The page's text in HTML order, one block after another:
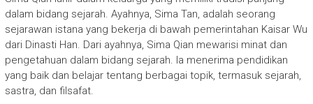
dalam bidang sejarah. Ayahnya, Sima Tan, adalah seorang
sejarawan istana yang bekerja di bawah pemerintahan Kaisar Wu
dari Dinasti Han. Dari ayahnya, Sima Qian mewarisi minat dan
pengetahuan dalam bidang sejarah. Ia menerima pendidikan
yang baik dan belajar tentang berbagai topik, termasuk sejarah,
sastra, dan filsafat.